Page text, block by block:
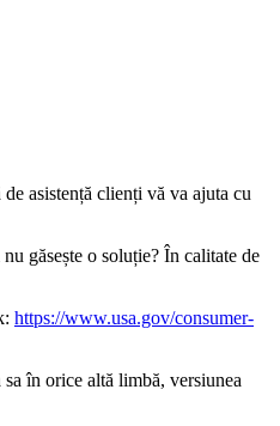
asistență clienți vă va ajuta cu
găsește o soluție? În calitate de
https://www.usa.gov/consumer-
în orice altă limbă, versiunea